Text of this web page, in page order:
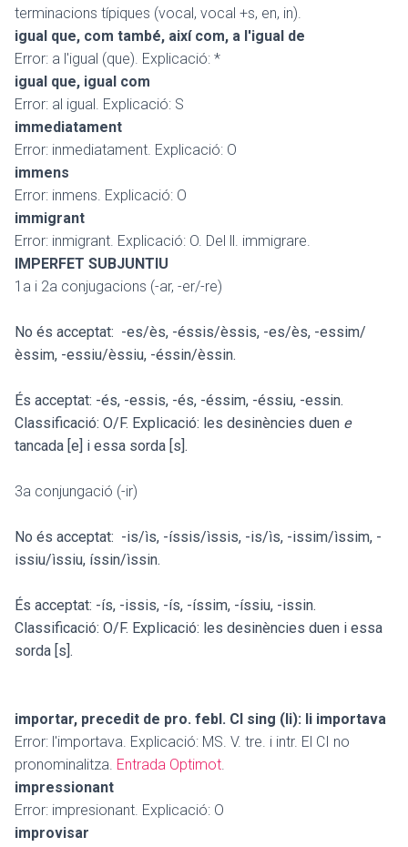
terminacions típiques (vocal, vocal +s, en, in).
igual que, com també, així com, a l'igual de
Error: a l'igual (que). Explicació: *
igual que, igual com
Error: al igual. Explicació: S
immediatament
Error: inmediatament. Explicació: O
immens
Error: inmens. Explicació: O
immigrant
Error: inmigrant. Explicació: O. Del ll. immigrare.
IMPERFET SUBJUNTIU
1a i 2a conjugacions (-ar, -er/-re)
No és acceptat: -es/ès, -éssis/èssis, -es/ès, -essim/
èssim, -essiu/èssiu, -éssin/èssin.
És acceptat: -és, -essis, -és, -éssim, -éssiu, -essin.
Classificació: O/F. Explicació: les desinències duen e
tancada [e] i essa sorda [s].
3a conjungació (-ir)
No és acceptat: -is/ìs, -íssis/ìssis, -is/ìs, -issim/ìssim, -
issiu/ìssiu, íssin/ìssin.
És acceptat: -ís, -issis, -ís, -íssim, -íssiu, -issin.
Classificació: O/F. Explicació: les desinències duen i essa
sorda [s].
importar, precedit de pro. febl. CI sing (li): li importava
Error: l'importava. Explicació: MS. V. tre. i intr. El CI no
pronominalitza. Entrada Optimot.
impressionant
Error: impresionant. Explicació: O
improvisar